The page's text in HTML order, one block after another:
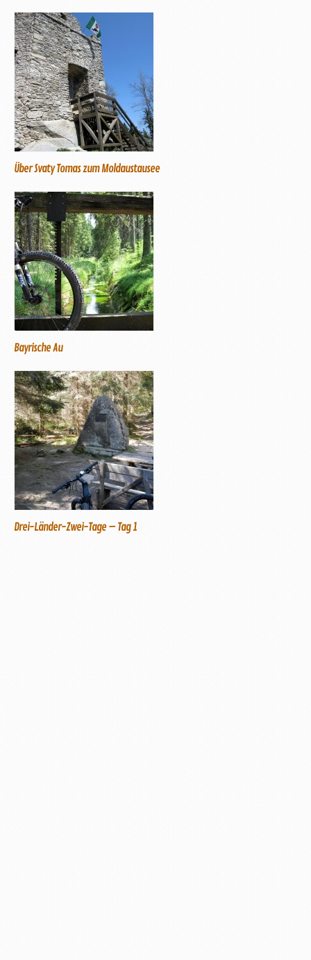
Über Svaty Tomas zum Moldaustausee
Bayrische Au
Drei-Länder-Zwei-Tage – Tag 1